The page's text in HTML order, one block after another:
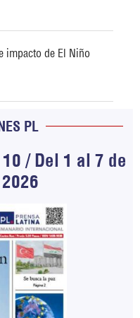
impacto de El Niño
PL
10 / Del 1 al 7 de